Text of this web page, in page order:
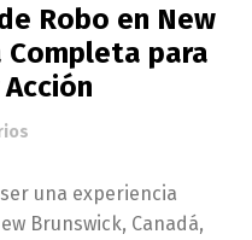
Robo en New
Completa para
una experiencia
Brunswick, Canadá,